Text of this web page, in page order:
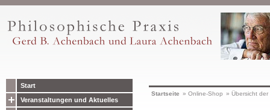
Start
Veranstaltungen und Aktuelles
Startseite » Online-Shop » Übersicht